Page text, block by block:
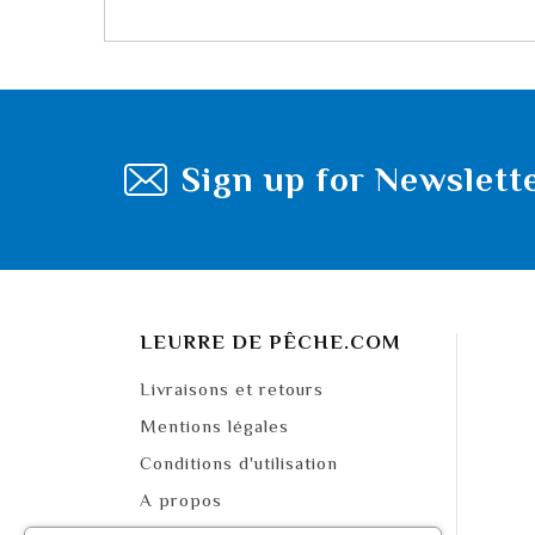
Sign up for
LEURRE DE PÊCHE.COM
Livraisons et retours
Mentions légales
Conditions d'utilisation
A propos